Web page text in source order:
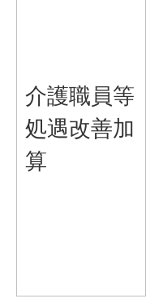
介護職員等
処遇改善加
算